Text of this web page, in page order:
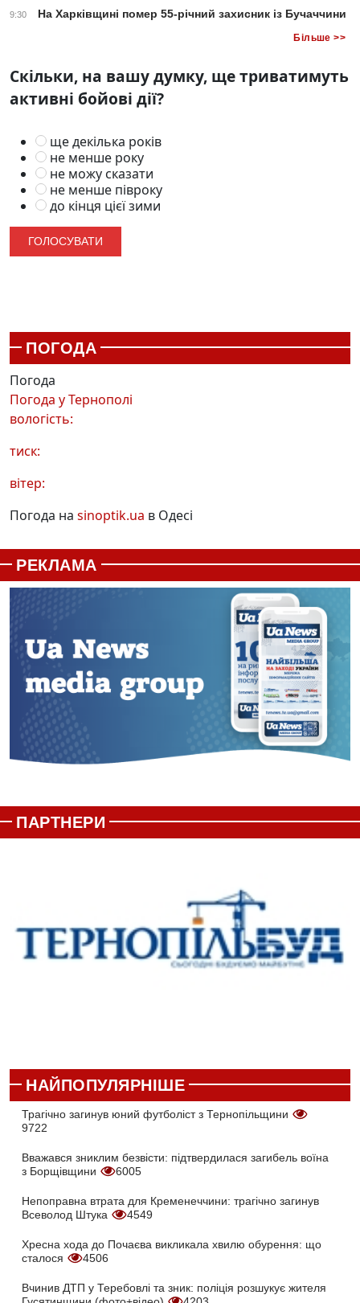
9:30 На Харківщині помер 55-річний захисник із Бучаччини
Більше >>
Скільки, на вашу думку, ще триватимуть
активні бойові дії?
ще декілька років
не менше року
не можу сказати
не менше півроку
до кінця цієї зими
ПОГОДА
Погода
Погода уТернополі
вологість:
тиск:
вітер:
Погода на sinoptik.ua в Одесі
РЕКЛАМА
ПАРТНЕРИ
НАЙПОПУЛЯРНІШЕ
Трагічно загинув юний футболіст з Тернопільщини
9722
Вважався зниклим безвісти: підтвердилася загибель воїна
з Борщівщини
6005
Непоправна втрата для Кременеччини: трагічно загинув
Всеволод Штука
4549
Хресна хода до Почаєва викликала хвилю обурення: що
сталося
4506
Вчинив ДТП у Теребовлі та зник: поліція розшукує жителя